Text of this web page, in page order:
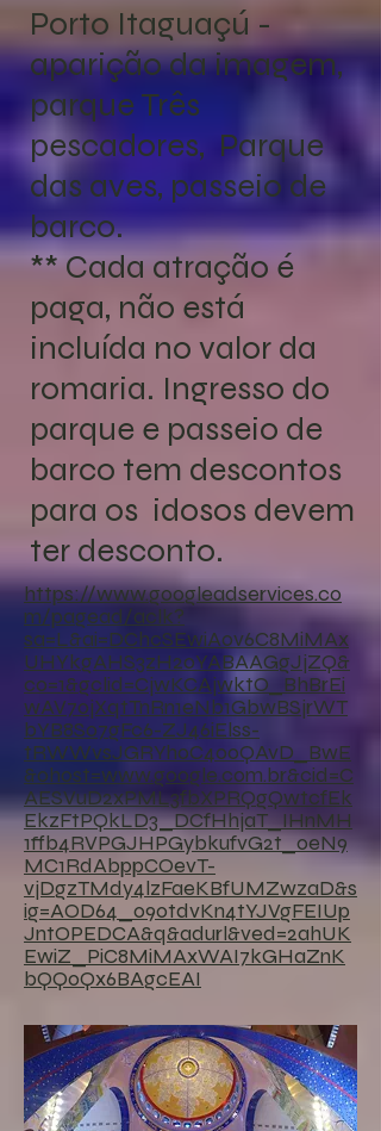
Porto Itaguaçú -
aparição da imagem,
parque Três
pescadores, Parque
das aves, passeio de
barco.
** Cada atração é
paga, não está
incluída no valor da
romaria. Ingresso do
parque e passeio de
barco tem descontos
para os idosos devem
ter desconto.
https://www.googleadservices.co
m/pagead/aclk?
sa=L&ai=DChcSEwiA0v6C8MiMAx
UHYkgAHS3zH20YABAAGgJjZQ&
co=1&gclid=CjwKCAjwktO_BhBrEi
wAV70jXqtTnRn1eNb1GbwBSjrWT
bYB8So7gFc6-ZJ46iElss-
tRWWvsJGRYhoC4o0QAvD_BwE
&ohost=www.google.com.br&cid=C
AESVuD2xPML3fbXPRQgQwtcfEk
EkzFtPQkLD3_DCfHhjaT_IHnMH
1ffb4RVPGJHPGybkufvG2t_0eN9
MC1RdAbppCOevT-
vjDgzTMdy4lzFaeKBfUMZwzaD&s
ig=AOD64_090tdvKn4tYJVgFEIUp
JntOPEDCA&q&adurl&ved=2ahUK
EwiZ_PiC8MiMAxWAI7kGHaZnK
bQQ0Qx6BAgcEAI